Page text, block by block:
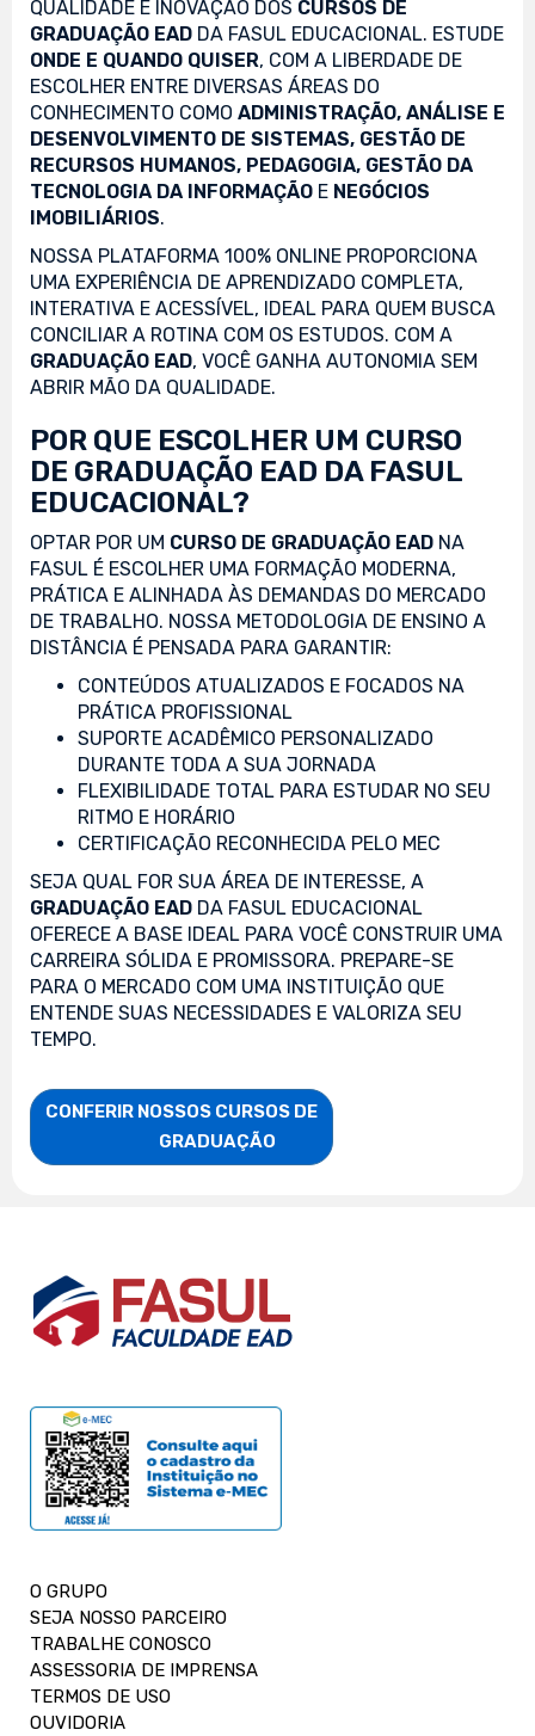
QUALIDADE E INOVAÇÃO DOS CURSOS DE
GRADUAÇÃO EAD DA FASUL EDUCACIONAL. ESTUDE
ONDE E QUANDO QUISER, COM A LIBERDADE DE
ESCOLHER ENTRE DIVERSAS ÁREAS DO
CONHECIMENTO COMO ADMINISTRAÇÃO, ANÁLISE E
DESENVOLVIMENTO DE SISTEMAS, GESTÃO DE
RECURSOS HUMANOS, PEDAGOGIA, GESTÃO DA
TECNOLOGIA DA INFORMAÇÃO E NEGÓCIOS
IMOBILIÁRIOS.
NOSSA PLATAFORMA 100% ONLINE PROPORCIONA
UMA EXPERIÊNCIA DE APRENDIZADO COMPLETA,
INTERATIVA E ACESSÍVEL, IDEAL PARA QUEM BUSCA
CONCILIAR A ROTINA COM OS ESTUDOS. COM A
GRADUAÇÃO EAD, VOCÊ GANHA AUTONOMIA SEM
ABRIR MÃO DA QUALIDADE.
POR QUE ESCOLHER UM CURSO
DE GRADUAÇÃO EAD DA FASUL
EDUCACIONAL?
OPTAR POR UM CURSO DE GRADUAÇÃO EAD NA
FASUL É ESCOLHER UMA FORMAÇÃO MODERNA,
PRÁTICA E ALINHADA ÀS DEMANDAS DO MERCADO
DE TRABALHO. NOSSA METODOLOGIA DE ENSINO A
DISTÂNCIA É PENSADA PARA GARANTIR:
CONTEÚDOS ATUALIZADOS E FOCADOS NA
PRÁTICA PROFISSIONAL
SUPORTE ACADÊMICO PERSONALIZADO
DURANTE TODA A SUA JORNADA
FLEXIBILIDADE TOTAL PARA ESTUDAR NO SEU
RITMO E HORÁRIO
CERTIFICAÇÃO RECONHECIDA PELO MEC
SEJA QUAL FOR SUA ÁREA DE INTERESSE, A
GRADUAÇÃO EAD DA FASUL EDUCACIONAL
OFERECE A BASE IDEAL PARA VOCÊ CONSTRUIR UMA
CARREIRA SÓLIDA E PROMISSORA. PREPARE-SE
PARA O MERCADO COM UMA INSTITUIÇÃO QUE
ENTENDE SUAS NECESSIDADES E VALORIZA SEU
TEMPO.
CONFERIR NOSSOS CURSOS DE
                    GRADUAÇÃO
O GRUPO
SEJA NOSSO PARCEIRO
TRABALHE CONOSCO
ASSESSORIA DE IMPRENSA
TERMOS DE USO
OUVIDORIA